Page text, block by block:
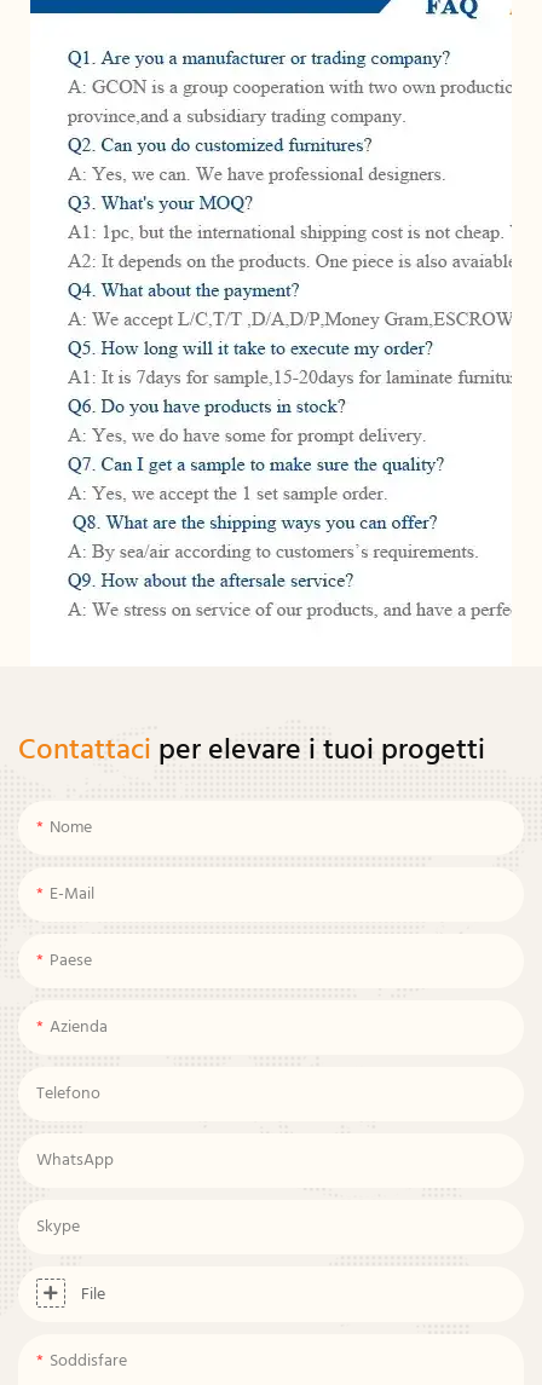
Contattaci per elevare i tuoi progetti
Nome
E-Mail
Paese
Azienda
Telefono
WhatsApp
Skype
File
Soddisfare